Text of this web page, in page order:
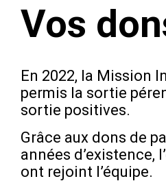
Vos
En 2022, la Mission
permis la sortie
sortie positives.
Grâce aux dons de
années d’existence,
ont rejoint l’équipe.